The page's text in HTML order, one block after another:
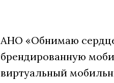
АНО «Обнимаю
брендированную
виртуальный